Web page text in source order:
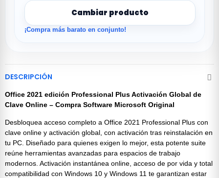
Cambiar producto
¡Compra más barato en conjunto!
DESCRIPCIÓN
Office 2021 edición Professional Plus Activación Global de
Clave Online – Compra Software Microsoft Original
Desbloquea acceso completo a Office 2021 Professional Plus con
clave online y activación global, con activación tras reinstalación en
tu PC. Diseñado para quienes exigen lo mejor, esta potente suite
reúne herramientas avanzadas para espacios de trabajo
modernos. Activación instantánea online, acceso de por vida y total
compatibilidad con Windows 10 y Windows 11 te garantizan estar